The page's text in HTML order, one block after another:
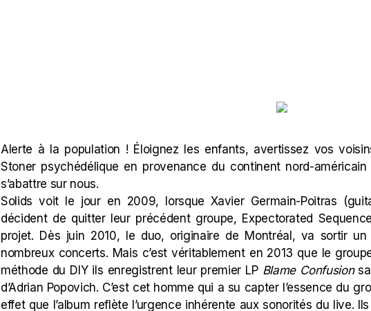
Alerte à la population ! Éloignez les enfants, avertissez vos
Stoner psychédélique en provenance du continent nord-
s’abattre sur nous.
Solids voit le jour en 2009, lorsque Xavier Germain-Poitras
décident de quitter leur précédent groupe, Expectorated
projet. Dès juin 2010, le duo, originaire de Montréal, va sortir un
nombreux concerts. Mais c’est véritablement en 2013 que le
méthode du DIY ils enregistrent leur premier LP Blame Confusion
d’Adrian Popovich. C’est cet homme qui a su capter l’essence du
effet que l’album reflète l’urgence inhérente aux sonorités du live.